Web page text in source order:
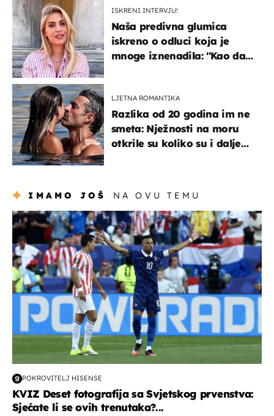
ISKRENI INTERVJU!
Naša predivna glumica
iskreno o odluci koja je
mnoge iznenadila: ''Kao da
LJETNA ROMANTIKA
Razlika od 20 godina im ne
smeta: Nježnosti na moru
otkrile su koliko su i dalje
IMAMO JOŠ NA OVU TEMU
svjetsko prvenstvo 2026
POKROVITELJ HISENSE
KVIZ Deset fotografija sa Svjetskog prvenstva:
Sjećate li se ovih trenutaka?...